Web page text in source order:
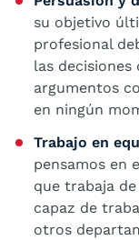
su objetivo
profesional
las
argumentos
en ningún
Trabajo en
pensamos en
que trabaja
capaz de
otros